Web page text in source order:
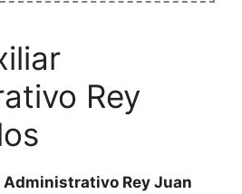
Rey
Rey Juan